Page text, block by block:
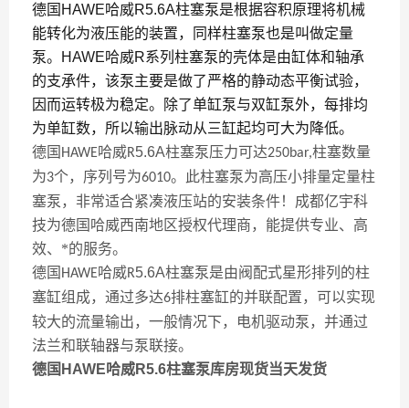
德国HAWE哈威R5.6A柱塞泵是根据容积原理将机械
能转化为液压能的装置，同样柱塞泵也是叫做定量
泵。HAWE哈威R系列柱塞泵的壳体是由缸体和轴承
的支承件，该泵主要是做了严格的静动态平衡试验，
因而运转极为稳定。除了单缸泵与双缸泵外，每排均
为单缸数，所以输出脉动从三缸起均可大为降低。
德国 HAWE哈威R5.6A柱塞泵压力可达250bar,柱塞数量
为3个，序列号为6010。此柱塞泵为高压小排量定量柱
塞泵，非常适合紧凑液压站的安装条件！成都亿宇科
技为德国哈威西南地区授权代理商，能提供专业、高
效、*的服务。
德国 HAWE哈威R5.6A柱塞泵是由阀配式星形排列的柱
塞缸组成，通过多达6排柱塞缸的并联配置，可以实现
较大的流量输出，一般情况下，电机驱动泵，并通过
法兰和联轴器与泵联接。
德国HAWE哈威R5.6柱塞泵库房现货当天发货